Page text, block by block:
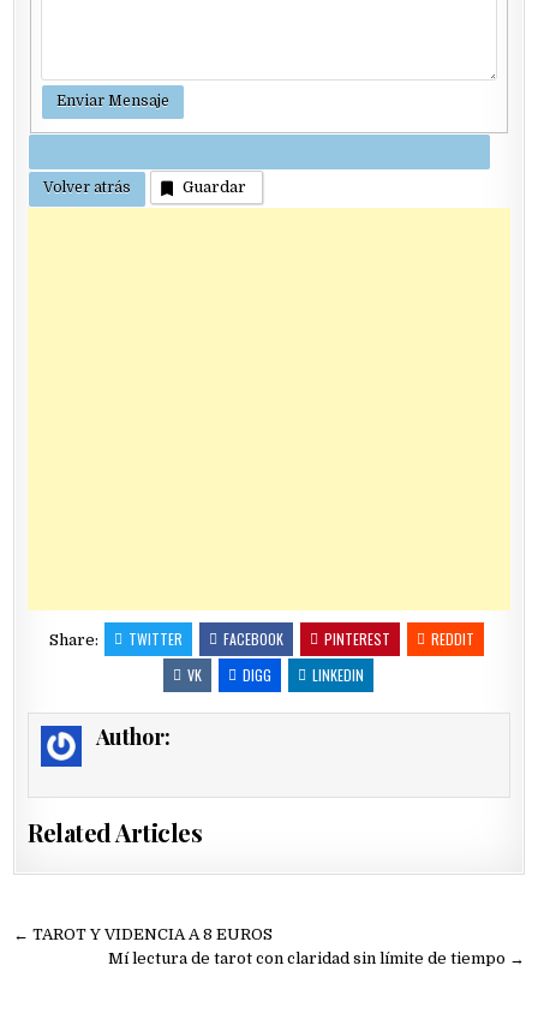
Guardar
Share: TWITTER FACEBOOK PINTEREST
REDDIT
VK
DIGG LINKEDIN
Author:
Related Articles
Navegación
← TAROT Y VIDENCIA A 8 EUROS
Mí lectura de tarot con claridad sin límite de tiempo →